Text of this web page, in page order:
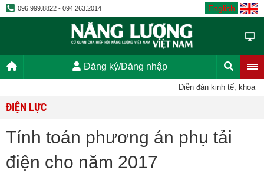
096.999.8822 - 094.263.2014 English
Đăng ký/Đăng nhập
Diễn đàn kinh tế, khoa
ĐIỆN LỰC
Tính toán phương án phụ tải
điện cho năm 2017